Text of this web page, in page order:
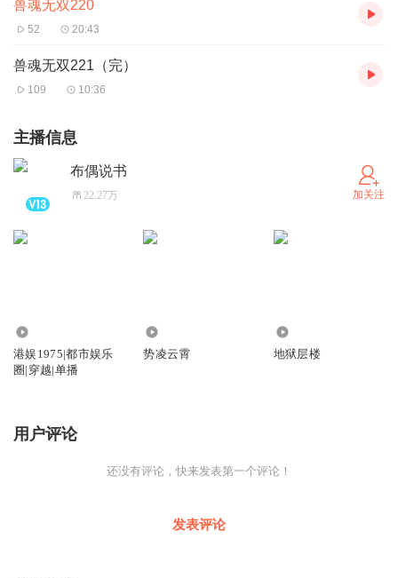
兽魂无双220
52 20:43
兽魂无双221（完）
109 10:36
主播信息
布偶说书
22.27万 加关注
港娱1975|都市娱乐
圈|穿越|单播
势凌云霄 地狱层楼
用户评论
还没有评论，快来发表第一个评论！
发表评论